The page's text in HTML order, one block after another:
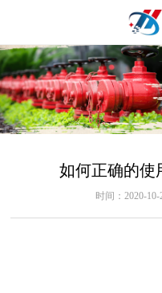
如何正确的使
时间：2020-10-
如何